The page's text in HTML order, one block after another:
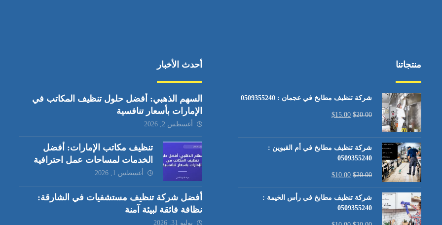
منتجاتنا
شركة تنظيف مطابخ في عجمان : 0509355240
$20.00
$15.00
شركة تنظيف مطابخ في أم القيوين :
0509355240
$20.00
$10.00
شركة تنظيف مطابخ في رأس الخيمة :
0509355240
أحدث الأخبار
السهم الذهبي: أفضل حلول تنظيف المكاتب في
الإمارات بأسعار تنافسية
أغسطس 2, 2026
تنظيف مكاتب الإمارات: أفضل
الخدمات لمساحات عمل احترافية
أغسطس 1, 2026
أفضل شركة تنظيف مستشفيات في الشارقة:
نظافة فائقة لبيئة آمنة
يوليو 31, 2026